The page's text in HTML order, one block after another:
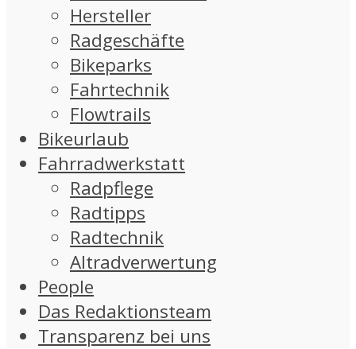
Hersteller
Radgeschäfte
Bikeparks
Fahrtechnik
Flowtrails
Bikeurlaub
Fahrradwerkstatt
Radpflege
Radtipps
Radtechnik
Altradverwertung
People
Das Redaktionsteam
Transparenz bei uns